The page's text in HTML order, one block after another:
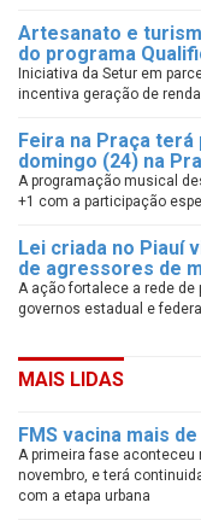
Artesanato e
do programa
Iniciativa da Setur em
incentiva geração de
Feira na Praça terá
domingo (24) na
A programação musical
+1 com a participação
Lei criada no Piauí
de agressores de
A ação fortalece a rede
governos estadual e federal.
MAIS LIDAS
FMS vacina mais
A primeira fase aconteceu
novembro, e terá
com a etapa urbana